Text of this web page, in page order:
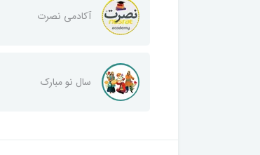
آکادمی نصرت
سال نو مبارک